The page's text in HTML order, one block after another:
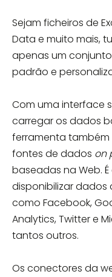
Sejam ficheiros de
Data e muito mais,
apenas um
padrão e
Com uma interface
carregar os dados
ferramenta
fontes de dados on
baseadas na Web.
disponibilizar
como Facebook,
Analytics, Twitter e
tantos outros.
Os conectores da